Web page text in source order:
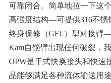
可靠闭合。简单地拉一下这
高强度结构—可提供316不锈
终身保修（GFL）型对接臂
Kam自锁臂出现任何破裂，
OPW是干式快换接头和快速
品能够满足各种流体输送用